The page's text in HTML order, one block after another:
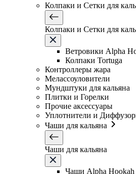
Колпаки и Сетки для
Колпаки и Сетки для
Ветровики Alpha
Колпаки Tortuga
Контроллеры жара
Мелассоуловители
Мундштуки для кальяна
Плитки и Горелки
Прочие аксессуары
Уплотнители и
Чаши для кальяна
Чаши для кальяна
Чаши Alpha Hookah